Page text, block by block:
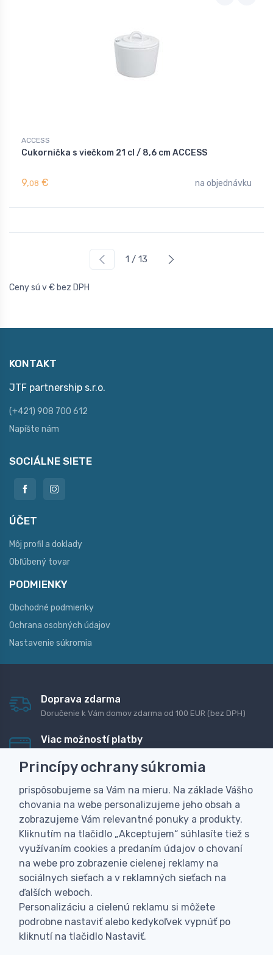
ACCESS
Cukornička s viečkom 21 cl / 8,6 cm ACCESS
9,08 € na objednávku
1 / 13
Ceny sú v € bez DPH
KONTAKT
JTF partnership s.r.o.
(+421) 908 700 612
Napíšte nám
SOCIÁLNE SIETE
ÚČET
Môj profil a doklady
Obľúbený tovar
PODMIENKY
Obchodné podmienky
Ochrana osobných údajov
Nastavenie súkromia
Doprava zdarma
Doručenie k Vám domov zdarma od 100 EUR (bez DPH)
Viac možností platby
dobierku
Personalizácia
Vyrobíme Vám vlastný originálny darček
Skúsenosť
Široký sortiment, z ktorého Vám pomôžeme vybrať
Princípy ochrany súkromia
prispôsobujeme sa Vám na mieru. Na základe Vášho
chovania na webe personalizujeme jeho obsah a
zobrazujeme Vám relevantné ponuky a produkty.
Kliknutím na tlačidlo „Akceptujem“ súhlasíte tiež s
využívaním cookies a predaním údajov o chovaní
na webe pro zobrazenie cielenej reklamy na
sociálnych sieťach a v reklamných sieťach na
ďalších weboch.
Personalizáciu a cielenú reklamu si môžete
podrobne nastaviť alebo kedykoľvek vypnúť po
kliknutí na tlačidlo Nastaviť.